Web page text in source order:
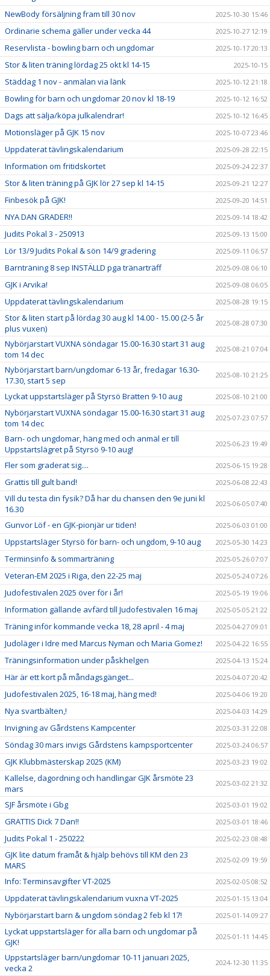
NewBody försäljning fram till 30 nov 2025-10-30 15:46
Ordinarie schema gäller under vecka 44 2025-10-27 12:19
Reservlista - bowling barn och ungdomar 2025-10-17 20:13
Stor & liten träning lördag 25 okt kl 14-15 2025-10-15
Städdag 1 nov - anmälan via länk 2025-10-12 21:18
Bowling för barn och ungdomar 20 nov kl 18-19 2025-10-12 16:52
Dags att sälja/köpa julkalendrar! 2025-10-12 16:45
Motionsläger på GJK 15 nov 2025-10-07 23:46
Uppdaterat tävlingskalendarium 2025-09-28 22:15
Information om fritidskortet 2025-09-24 22:37
Stor & liten träning på GJK lör 27 sep kl 14-15 2025-09-21 12:27
Finbesök på GJK! 2025-09-20 14:51
NYA DAN GRADER!! 2025-09-14 18:42
Judits Pokal 3 - 250913 2025-09-13 15:00
Lör 13/9 Judits Pokal & sön 14/9 gradering 2025-09-11 06:57
Barnträning 8 sep INSTÄLLD pga tränarträff 2025-09-08 06:10
GJK i Arvika! 2025-09-08 06:05
Uppdaterat tävlingskalendarium 2025-08-28 19:15
Stor & liten start på lördag 30 aug kl 14.00 - 15.00 (2-5 år
plus vuxen)
2025-08-28 07:30
Nybörjarstart VUXNA söndagar 15.00-16.30 start 31 aug
tom 14 dec
2025-08-21 07:04
Nybörjarstart barn/ungdomar 6-13 år, fredagar 16.30-
17.30, start 5 sep
2025-08-10 21:25
Lyckat uppstartsläger på Styrsö Bratten 9-10 aug 2025-08-10 21:00
Nybörjarstart VUXNA söndagar 15.00-16.30 start 31 aug
tom 14 dec
2025-07-23 07:57
Barn- och ungdomar, häng med och anmäl er till
Uppstartslägret på Styrsö 9-10 aug!
2025-06-23 19:49
Fler som graderat sig.... 2025-06-15 19:28
Grattis till gult band! 2025-06-08 22:43
Vill du testa din fysik? Då har du chansen den 9e juni kl
16.30
2025-06-05 07:40
Gunvor Löf - en GJK-pionjär ur tiden! 2025-06-03 01:00
Uppstartsläger Styrsö för barn- och ungdom, 9-10 aug 2025-05-30 14:23
Terminsinfo & sommarträning 2025-05-26 07:07
Veteran-EM 2025 i Riga, den 22-25 maj 2025-05-24 07:26
Judofestivalen 2025 över för i år! 2025-05-19 19:06
Information gällande avfärd till Judofestivalen 16 maj 2025-05-05 21:22
Träning inför kommande vecka 18, 28 april - 4 maj 2025-04-27 09:01
Judoläger i Idre med Marcus Nyman och Maria Gomez! 2025-04-22 16:55
Träningsinformation under påskhelgen 2025-04-13 15:24
Här är ett kort på måndagsgänget... 2025-04-07 20:42
Judofestivalen 2025, 16-18 maj, häng med! 2025-04-06 19:20
Nya svartbälten,! 2025-04-03 14:29
Invigning av Gårdstens Kampcenter 2025-03-31 22:08
Söndag 30 mars invigs Gårdstens kampsportcenter 2025-03-24 06:57
GJK Klubbmästerskap 2025 (KM) 2025-03-23 19:02
Kallelse, dagordning och handlingar GJK årsmöte 23
mars
2025-03-02 21:32
SJF årsmöte i Gbg 2025-03-01 19:02
GRATTIS Dick 7 Dan!! 2025-03-01 18:46
Judits Pokal 1 - 250222 2025-02-23 08:48
GJK lite datum framåt & hjälp behövs till KM den 23
MARS
2025-02-09 19:59
Info: Terminsavgifter VT-2025 2025-02-05 08:52
Uppdaterat tävlingskalendarium vuxna VT-2025 2025-01-15 13:04
Nybörjarstart barn & ungdom söndag 2 feb kl 17! 2025-01-14 09:27
Lyckat uppstartsläger för alla barn och ungdomar på
GJK!
2025-01-11 14:45
Uppstartsläger barn/ungdomar 10-11 januari 2025,
vecka 2
2024-12-30 11:35